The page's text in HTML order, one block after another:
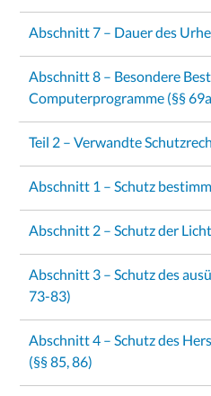
Abschnitt 7 – Dauer des
Abschnitt 8 – Besondere
Computerprogramme (§§
Teil 2 – Verwandte
Abschnitt 1 – Schutz
Abschnitt 2 – Schutz der
Abschnitt 3 – Schutz des
73-83)
Abschnitt 4 – Schutz des
(§§ 85, 86)